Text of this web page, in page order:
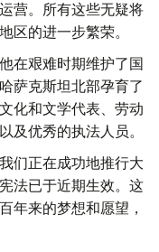
营。所有这些无疑将
区的进一步繁荣。
在艰难时期维护了国
萨克斯坦北部孕育了
化和文学代表、劳动
及优秀的执法人员。
们正在成功地推行大
法已于近期生效。这
年来的梦想和愿望，